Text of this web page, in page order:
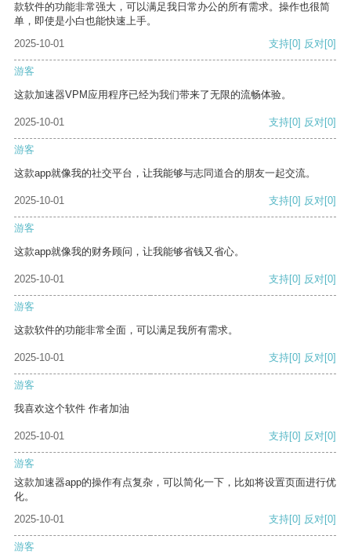
款软件的功能非常强大，可以满足我日常办公的所有需求。操作也很简
单，即使是小白也能快速上手。
2025-10-01
支持[0] 反对[0]
游客
这款加速器VPM应用程序已经为我们带来了无限的流畅体验。
2025-10-01 支持[0] 反对[0]
游客
这款app就像我的社交平台，让我能够与志同道合的朋友一起交流。
2025-10-01 支持[0] 反对[0]
游客
这款app就像我的财务顾问，让我能够省钱又省心。
2025-10-01 支持[0] 反对[0]
游客
这款软件的功能非常全面，可以满足我所有需求。
2025-10-01 支持[0] 反对[0]
游客
我喜欢这个软件 作者加油
2025-10-01 支持[0] 反对[0]
游客
这款加速器app的操作有点复杂，可以简化一下，比如将设置页面进行优
化。
2025-10-01
支持[0] 反对[0]
游客